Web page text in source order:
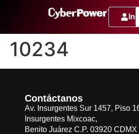
10234
Contáctanos
Av. Insurgentes Sur 1457, Piso
Insurgentes Mixcoac,
Benito Juárez C.P. 03920 CDMX